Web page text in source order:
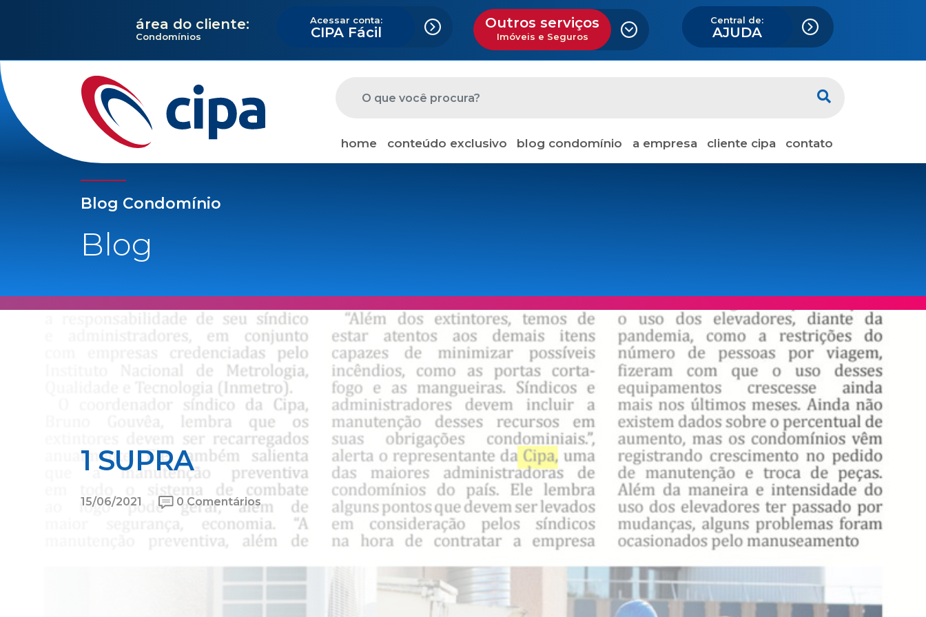
área do cliente:
Condomínios
Acessar conta:
CIPA Fácil
Outros serviços
Imóveis e Seguros
Central de:
AJUDA
home conteúdo exclusivo blog condomínio a empresa cliente cipa contato
Blog Condomínio
Blog
1 SUPRA
15/06/2021 0 Comentários